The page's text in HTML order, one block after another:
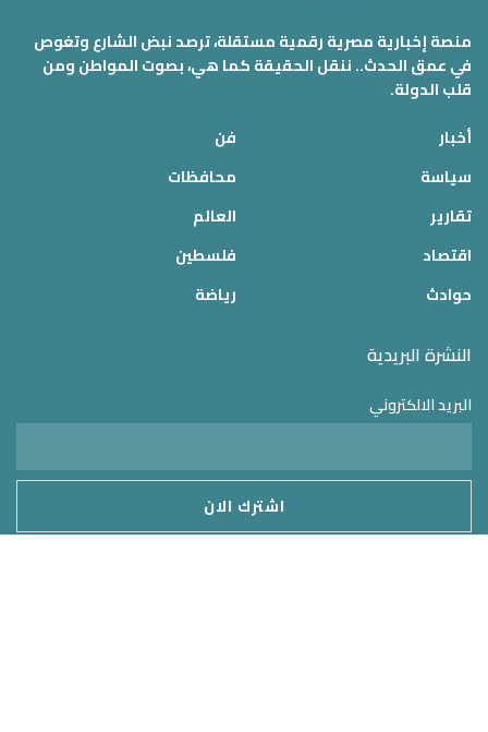
منصة إخبارية مصرية رقمية مستقلة، ترصد نبض الشارع وتغوص
في عمق الحدث.. ننقل الحقيقة كما هي، بصوت المواطن ومن
قلب الدولة.
أخبار
سياسة
تقارير
اقتصاد
حوادث
فن
محافظات
العالم
فلسطين
رياضة
النشرة البريدية
البريد الالكتروني